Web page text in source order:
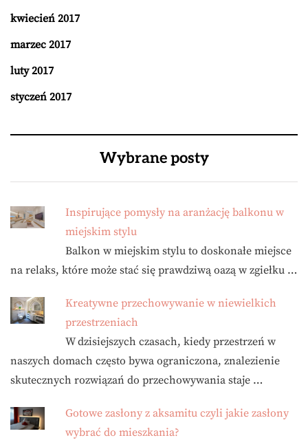
kwiecień 2017
marzec 2017
luty 2017
styczeń 2017
Wybrane posty
Inspirujące pomysły na aranżację balkonu w
miejskim stylu
Balkon w miejskim stylu to doskonałe miejsce
na relaks, które może stać się prawdziwą oazą w zgiełku …
Kreatywne przechowywanie w niewielkich
przestrzeniach
W dzisiejszych czasach, kiedy przestrzeń w
naszych domach często bywa ograniczona, znalezienie
skutecznych rozwiązań do przechowywania staje …
Gotowe zasłony z aksamitu czyli jakie zasłony
wybrać do mieszkania?